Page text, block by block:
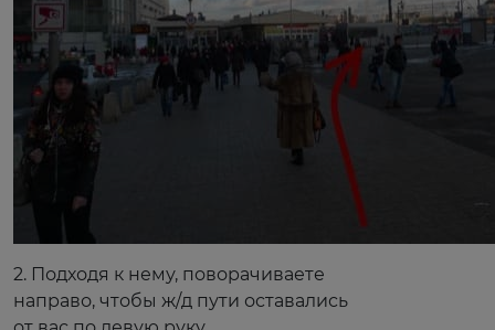
2. Подходя к нему, поворачиваете
направо, чтобы ж/д пути оставались